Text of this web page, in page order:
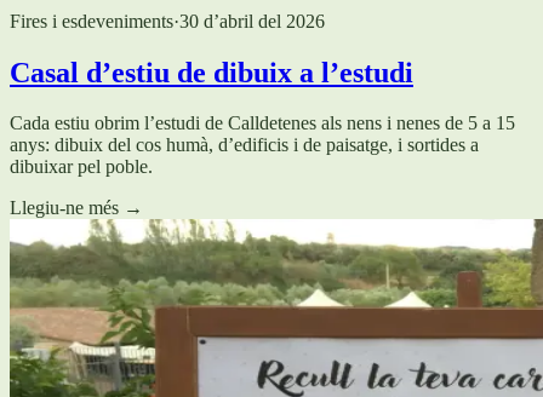
Fires i esdeveniments·30 d’abril del 2026
Casal d’estiu de dibuix a l’estudi
Cada estiu obrim l’estudi de Calldetenes als nens i nenes de 5 a 15
anys: dibuix del cos humà, d’edificis i de paisatge, i sortides a
dibuixar pel poble.
Llegiu-ne més →